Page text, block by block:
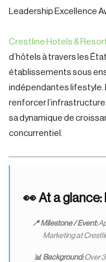
Leadership Excellence
Crestline Hotels &
d’hôtels à travers les
établissements sous
indépendantes lifestyle.
renforcer
sa dynamique de
concurrentiel.
👀 At a glance:
📍 Milestone / Event:
Marketing at
📊 Background:Over